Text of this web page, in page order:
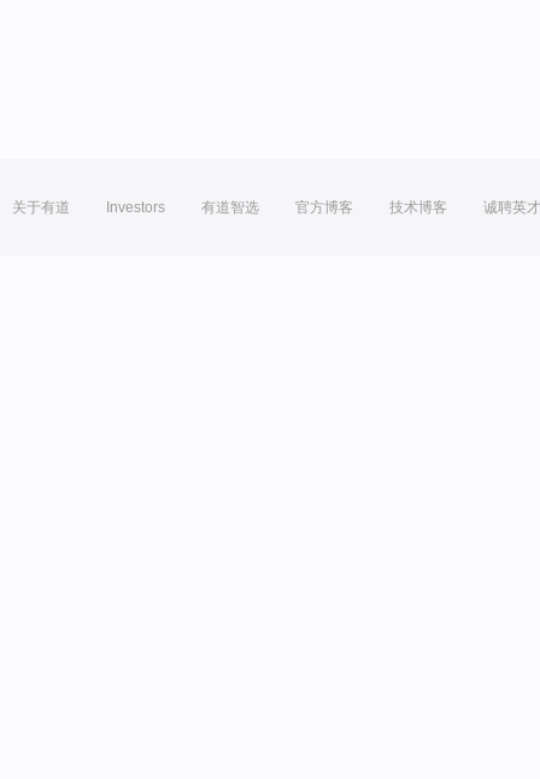
关于有道 Investors 有道智选 官方博客 技术博客 诚聘英才